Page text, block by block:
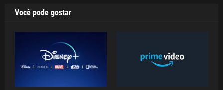
Você pode gostar